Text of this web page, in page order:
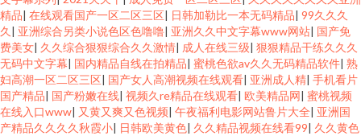
精品| 在线观看国产一区二区三区| 日韩加勒比一本无码精品| 99久久久
久 | 亚洲综合另类小说色区色噜噜| 亚洲久久中文字幕www网站| 国产免
费美女| 久久综合狠狠综合久久激情| 成人在线三级| 狠狠精品干练久久久
无码中文字幕| 国内精品自线在拍精品| 蜜桃色欲av久久无码精品软件| 熟
妇高潮一区二区三区| 国产女人高潮视频在线观看| 亚洲成人精| 手机看片
国产精品| 国产粉嫩在线| 视频久re精品在线观看| 欧美精品网| 蜜桃视频
在线入口www| 又黄又爽又色视频| 午夜福利电影网站鲁片大全| 亚洲国
产精品久久久久秋霞小| 日韩欧美黄色| 久久精品视频在线看99| 久久黄色